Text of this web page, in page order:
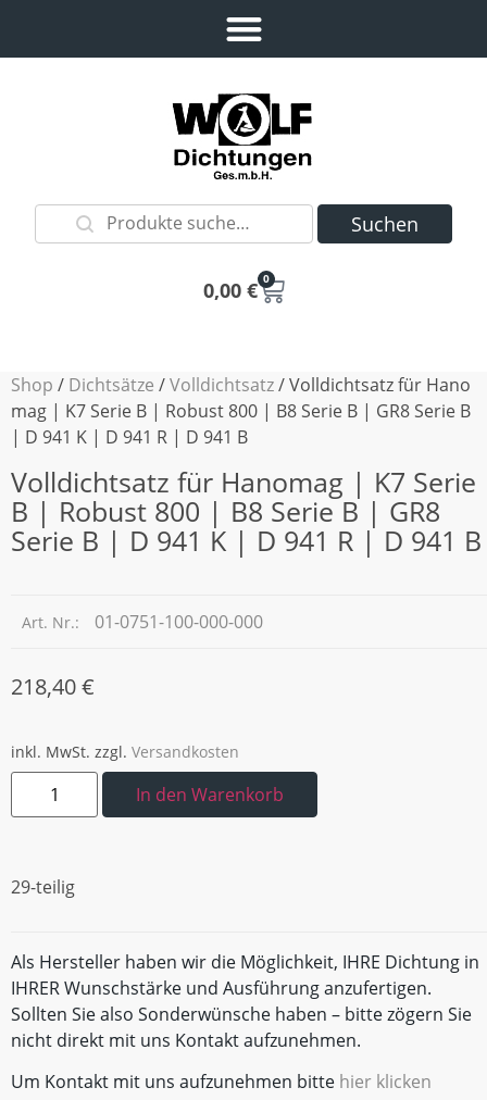
Suchen
0,00 € 0
Shop / Dichtsätze /Volldichtsatz/ Volldichtsatz für Hano
mag | K7 Serie B | Robust 800 | B8 Serie B | GR8 Serie B
| D 941 K | D 941 R | D 941 B
Volldichtsatz für Hanomag | K7 Serie
B | Robust 800 | B8 Serie B | GR8
Serie B | D 941 K | D 941 R | D 941 B
Art. Nr.: 01-0751-100-000-000
218,40€
inkl. MwSt. zzgl. Versandkosten
In den Warenkorb
29-teilig
Als Hersteller haben wir die Möglichkeit, IHRE Dichtung in
IHRER Wunschstärke und Ausführung anzufertigen.
Sollten Sie also Sonderwünsche haben – bitte zögern Sie
nicht direkt mit uns Kontakt aufzunehmen.
Um Kontakt mit uns aufzunehmen bitte hier klicken